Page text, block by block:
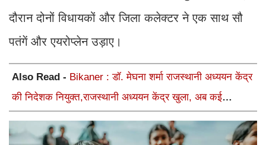
दौरान दोनों विधायकों और जिला कलेक्टर ने एक साथ सौ
पतंगें और एयरोप्लेन उड़ाए।
Also Read - Bikaner : डॉ. मेघना शर्मा राजस्थानी अध्ययन केंद्र
की निदेशक नियुक्त,राजस्थानी अध्ययन केंद्र खुला, अब कई